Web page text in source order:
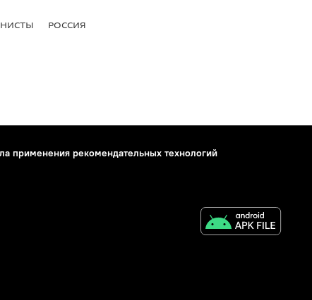
РОССИЯ
применения рекомендательных технологий